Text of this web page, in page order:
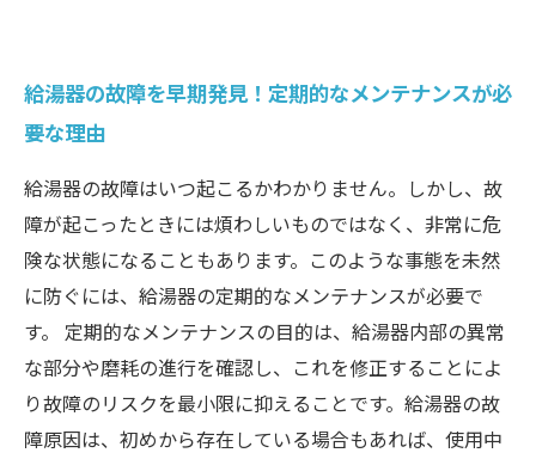
給湯器の故障を早期発見！定期的なメンテナンスが必
要な理由
給湯器の故障はいつ起こるかわかりません。しかし、故
障が起こったときには煩わしいものではなく、非常に危
険な状態になることもあります。このような事態を未然
に防ぐには、給湯器の定期的なメンテナンスが必要で
す。 定期的なメンテナンスの目的は、給湯器内部の異常
な部分や磨耗の進行を確認し、これを修正することによ
り故障のリスクを最小限に抑えることです。給湯器の故
障原因は、初めから存在している場合もあれば、使用中